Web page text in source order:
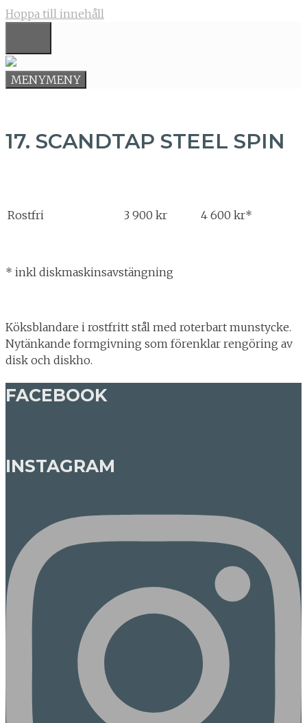
Hoppa till innehåll
MENYMENY
17. SCANDTAP STEEL SPIN
Rostfri 3 900 kr 4 600 kr*
* inkl diskmaskinsavstängning
Köksblandare i rostfritt stål med roterbart munstycke.
Nytänkande formgivning som förenklar rengöring av
disk och diskho.
FACEBOOK
INSTAGRAM